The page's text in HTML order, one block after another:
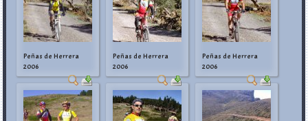
Peñas de Herrera
2006
Peñas de Herrera
2006
Peñas de Herrera
2006